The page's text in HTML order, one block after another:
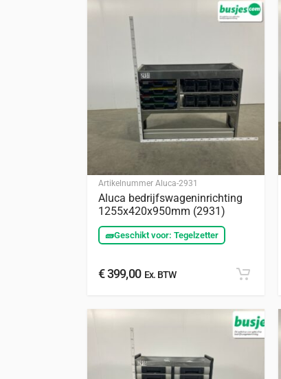
Artikelnummer Aluca-2931
Aluca bedrijfswageninrichting
1255x420x950mm (2931)
🧱Geschikt voor: Tegelzetter
€399,00Ex. BTW